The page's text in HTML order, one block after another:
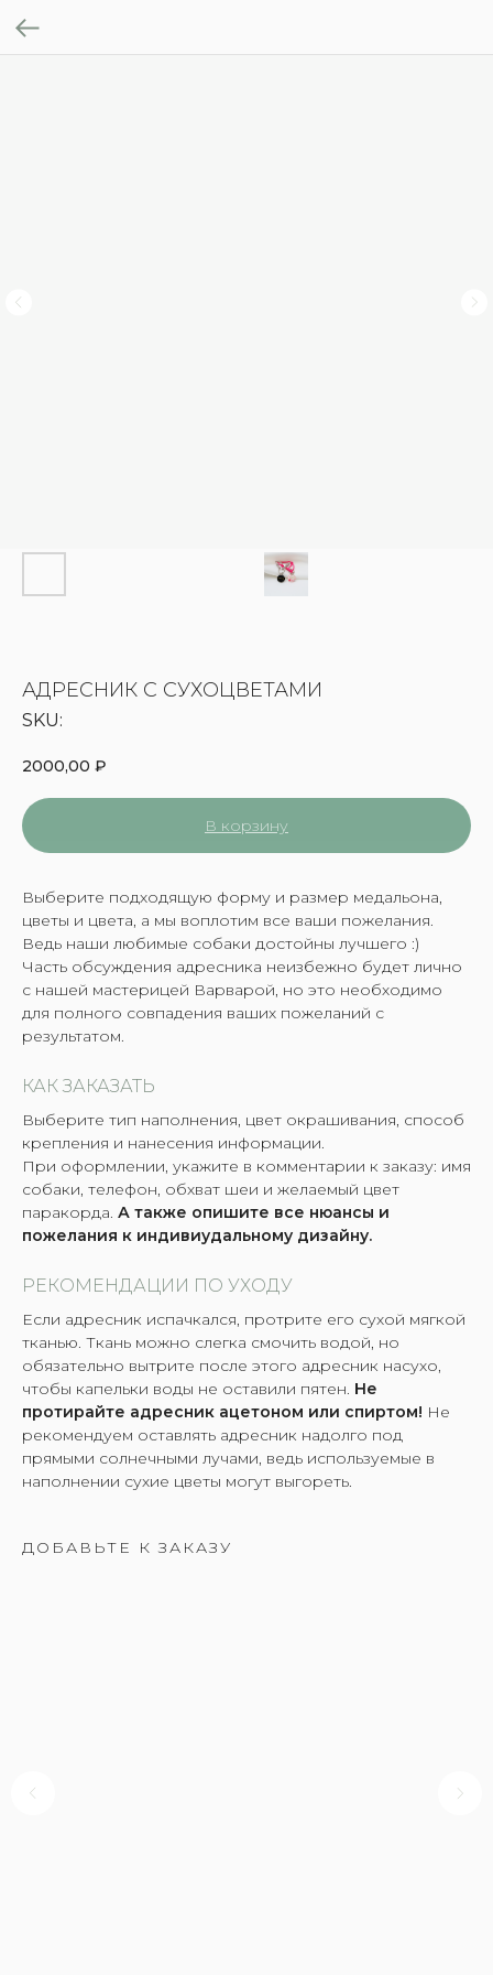
АДРЕСНИК С СУХОЦВЕТАМИ
SKU:
2000,00 ₽
В корзину
Выберите подходящую форму и размер медальона,
цветы и цвета, а мы воплотим все ваши пожелания.
Ведь наши любимые собаки достойны лучшего :)
Часть обсуждения адресника неизбежно будет лично
с нашей мастерицей Варварой, но это необходимо
для полного совпадения ваших пожеланий с
результатом.
КАК ЗАКАЗАТЬ
Выберите тип наполнения, цвет окрашивания, способ
крепления и нанесения информации.
При оформлении, укажите в комментарии к заказу: имя
собаки, телефон, обхват шеи и желаемый цвет
паракорда. А также опишите все нюансы и
пожелания к индивиудальному дизайну.
РЕКОМЕНДАЦИИ ПО УХОДУ
Если адресник испачкался, протрите его сухой мягкой
тканью. Ткань можно слегка смочить водой, но
обязательно вытрите после этого адресник насухо,
чтобы капельки воды не оставили пятен. Не
протирайте адресник ацетоном или спиртом! Не
рекомендуем оставлять адресник надолго под
прямыми солнечными лучами, ведь используемые в
наполнении сухие цветы могут выгореть.
ДОБАВЬТЕ К ЗАКАЗУ